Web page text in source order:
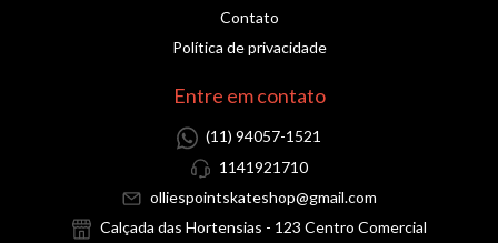
Contato
Política de privacidade
Entre em contato
(11) 94057-1521
1141921710
olliespointskateshop@gmail.com
Calçada das Hortensias - 123 Centro Comercial